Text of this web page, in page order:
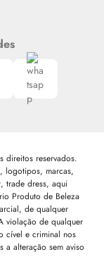
direitos reservados.
logotipos, marcas,
trade dress, aqui
Produto de Beleza
de qualquer
violação de qualquer
cível e criminal nos
a alteração sem aviso